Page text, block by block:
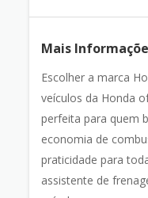
Mais
Escolher a marca
veículos da Honda
perfeita para quem
economia de
praticidade para
assistente de